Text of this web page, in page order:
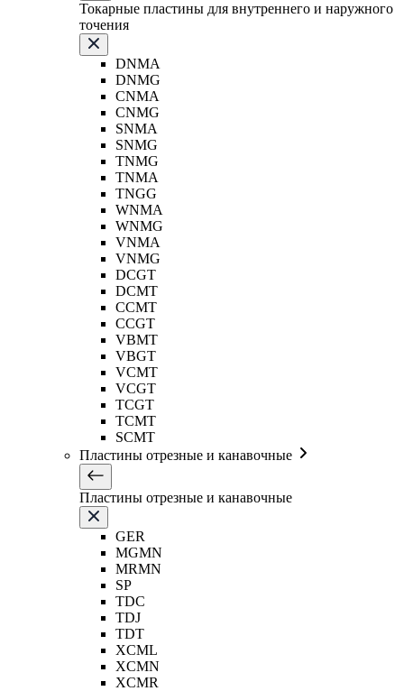
Токарные пластины для внутреннего и наружного
точения
DNMA
DNMG
CNMA
CNMG
SNMA
SNMG
TNMG
TNMA
TNGG
WNMA
WNMG
VNMA
VNMG
DCGT
DCMT
CCMT
CCGT
VBMT
VBGT
VCMT
VCGT
TCGT
TCMT
SCMT
Пластины отрезные и канавочные
Пластины отрезные и канавочные
GER
MGMN
MRMN
SP
TDC
TDJ
TDT
XCML
XCMN
XCMR